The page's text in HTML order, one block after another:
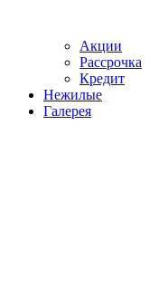
Акции
Рассрочка
Кредит
Нежилые
Галерея